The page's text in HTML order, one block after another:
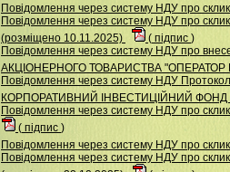
Повідомлення через систему НДУ про
Повідомлення через систему НДУ про
(розміщено 10.11.2025)
( підпис )
Повідомлення через систему НДУ про
АКЦІОНЕРНОГО ТОВАРИСТВА "ОПЕРАТОР
Повідомлення через систему НДУ
КОРПОРАТИВНИЙ ІНВЕСТИЦІЙНИЙ ФОНД
Повідомлення через систему НДУ про
( підпис )
Повідомлення через систему НДУ про
Повідомлення через систему НДУ про